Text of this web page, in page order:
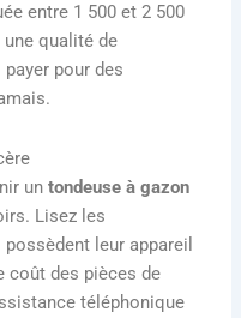
entre 1 500 et 2 500
qualité de
pour des
untondeuse à gazon
Lisez les
leur appareil
coût des pièces de
téléphonique